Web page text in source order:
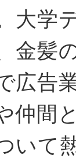
大学
金髪
広告
仲間
いて